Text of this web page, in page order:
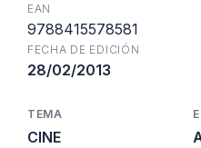
EAN
9788415578581
FECHA DE EDICIÓN
28/02/2013
TEMA
CINE